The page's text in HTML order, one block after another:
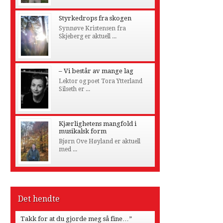
Styrkedrops fra skogen
Synnøve Kristensen fra
Skjeberg er aktuell ...
– Vi består av mange lag
Lektor og poet Tora Ytterland
Silseth er ...
Kjærlighetens mangfold i
musikalsk form
Bjørn Ove Høyland er aktuell
med ...
Det hendte
Takk for at du gjorde meg så fine…”